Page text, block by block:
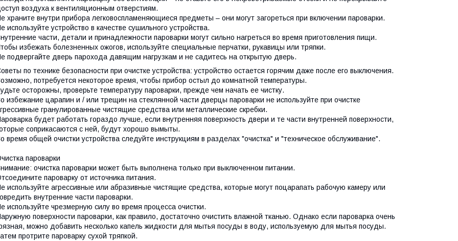
воздуха к вентиляционным отверстиям.
храните внутри прибора легковоспламеняющиеся предметы – они могут загореться при включении пароварки.
используйте устройство в качестве сушильного устройства.
части, детали и принадлежности пароварки могут сильно нагреться во время приготовления пищи.
избежать болезненных ожогов, используйте специальные перчатки, рукавицы или тряпки.
подвергайте дверь парохода давящим нагрузкам и не садитесь на открытую дверь.
по технике безопасности при очистке устройства: устройство остается горячим даже после его выключения.
потребуется некоторое время, чтобы прибор остыл до комнатной температуры.
осторожны, проверьте температуру пароварки, прежде чем начать ее чистку.
избежание царапин и / или трещин на стеклянной части дверцы пароварки не используйте при очистке
гранулированные чистящие средства или металлические скребки.
будет работать гораздо лучше, если внутренняя поверхность двери и те части внутренней поверхности,
соприкасаются с ней, будут хорошо вымыты.
время общей очистки устройства следуйте инструкциям в разделах "очистка" и "техническое обслуживание".
пароварки
очистка пароварки может быть выполнена только при выключенном питании.
пароварку от источника питания.
используйте агрессивные или абразивные чистящие средства, которые могут поцарапать рабочую камеру или
внутренние части пароварки.
используйте чрезмерную силу во время процесса очистки.
поверхности пароварки, как правило, достаточно очистить влажной тканью. Однако если пароварка очень
можно добавить несколько капель жидкости для мытья посуды в воду, используемую для мытья посуды.
протрите пароварку сухой тряпкой.